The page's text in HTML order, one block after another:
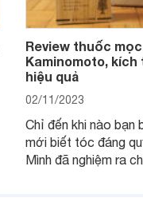
Review thuốc
Kaminomoto,
hiệu quả
02/11/2023
Chỉ đến khi nào bạn
mới biết tóc đáng
Mình đã nghiệm ra